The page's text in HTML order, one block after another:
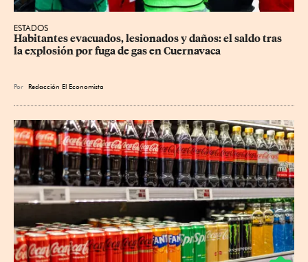
ESTADOS
Habitantes evacuados, lesionados y daños: el saldo tras
la explosión por fuga de gas en Cuernavaca
Por Redacción El Economista